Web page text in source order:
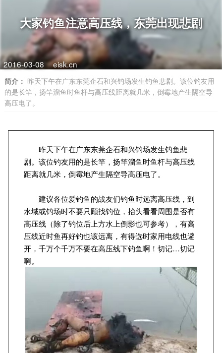
大家钓鱼注意高压线，东莞出现悲剧
2016-03-08 eisk.cn
简介： 昨天下午在广东东莞企石和兴钓场发生钓鱼悲剧。该位钓友用
的是长竿，扬竿溜鱼时鱼杆与高压线距离就几米，倒霉地产生隔空导
高压电了。
昨天下午在广东东莞企石和兴钓场发生钓鱼悲
剧。该位钓友用的是长竿，扬竿溜鱼时鱼杆与高压线
距离就几米，倒霉地产生隔空导高压电了。
建议各位爱钓鱼的战友们钓鱼时远离高压线，到
水域或钓场时不要只顾找钓位，抬头看看周围是否有
高压线（除了钓位后上方水上倒影也可参考），有高
压线近时鱼再好钓也该远离，有得选时家用电线也避
开，千万个千万不要在高压线下钓鱼啊！切记…切记
啊。